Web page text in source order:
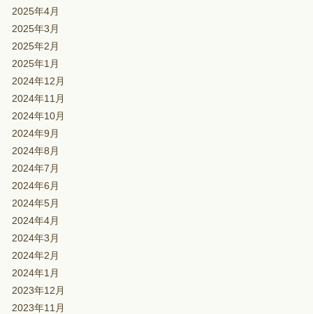
2025年4月
2025年3月
2025年2月
2025年1月
2024年12月
2024年11月
2024年10月
2024年9月
2024年8月
2024年7月
2024年6月
2024年5月
2024年4月
2024年3月
2024年2月
2024年1月
2023年12月
2023年11月